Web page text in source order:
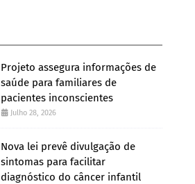
Projeto assegura informações de
saúde para familiares de
pacientes inconscientes
Julho 28, 2026
Nova lei prevê divulgação de
sintomas para facilitar
diagnóstico do câncer infantil